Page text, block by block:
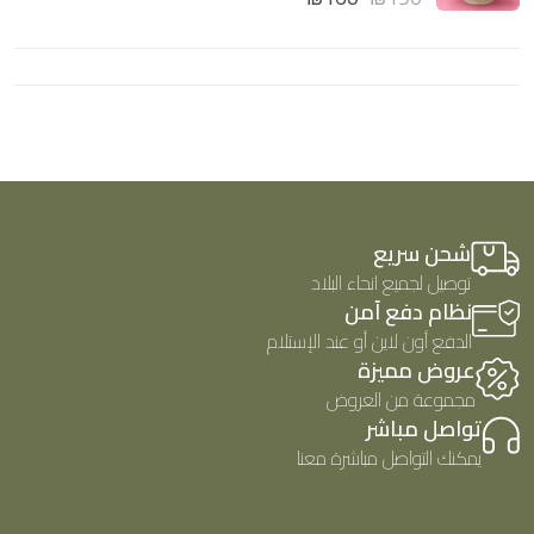
م
شحن سريع
توصيل لجميع انحاء البلاد
نظام دفع آمن
الدفع أون لاين أو عند الإستلام
عروض مميزة
مجموعة من العروض
تواصل مباشر
يمكنك التواصل مباشرة معنا